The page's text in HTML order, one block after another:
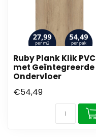
Ruby Plank Klik PVC
met Geïntegreerde
Ondervloer
€54,49